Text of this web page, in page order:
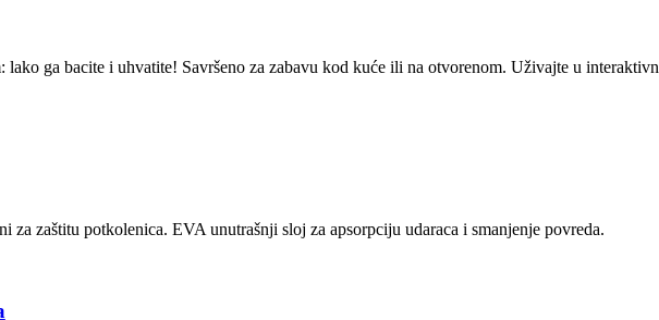
lako ga bacite i uhvatite! Savršeno za zabavu kod kuće ili na otvorenom. Uživajte u
za zaštitu potkolenica. EVA unutrašnji sloj za apsorpciju udaraca i smanjenje povreda.